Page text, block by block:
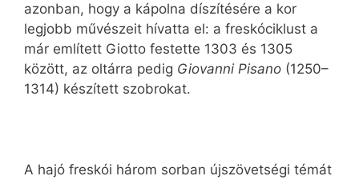
azonban, hogy a kápolna díszítésére a kor
legjobb művészeit hívatta el: a freskóciklust a
már említett Giotto festette 1303 és 1305
között, az oltárra pedig Giovanni Pisano (1250–
1314) készített szobrokat.
A hajó freskói három sorban újszövetségi témát